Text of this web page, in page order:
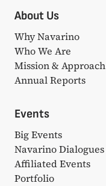
About Us
Why Navarino
Who We Are
Mission & Approach
Annual Reports
Events
Big Events
Navarino Dialogues
Affiliated Events
Portfolio